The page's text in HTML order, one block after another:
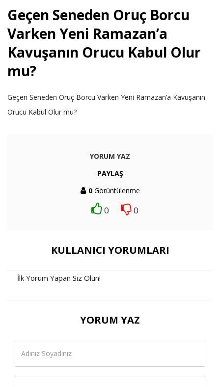
Geçen Seneden Oruç Borcu
Varken Yeni Ramazan’a
Kavuşanın Orucu Kabul Olur
mu?
Geçen Seneden Oruç Borcu Varken Yeni Ramazan’a Kavuşanın
Orucu Kabul Olur mu?
YORUM YAZ
PAYLAŞ
0Görüntülenme
0 0
KULLANICI YORUMLARI
İlk Yorum Yapan Siz Olun!
YORUM YAZ